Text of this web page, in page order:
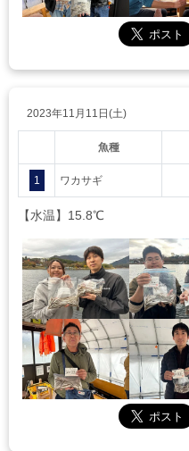
2023年11月11日(土)
魚種
1 ワカサギ
【水温】15.8℃